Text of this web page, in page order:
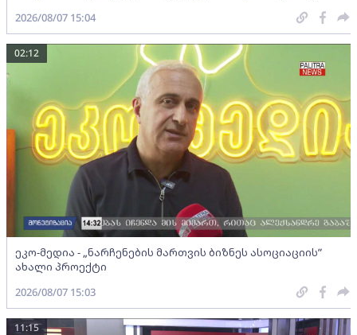
2026/08/07 15:04
ეკო-მედია - „ნარჩენების მართვის ბიზნეს ასოციაციის”
ახალი პროექტი
02:12
2026/08/07 15:03
11:15